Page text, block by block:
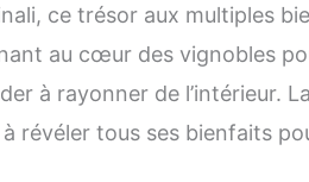
ce trésor aux multiples
au cœur des vignobles
à rayonner de l’intérieur.
révéler tous ses bienfaits